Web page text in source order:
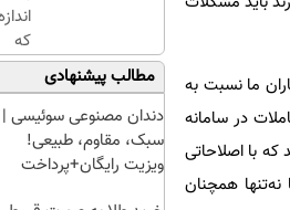
ما نسبت به
در سامانه
با اصلاحاتی
همچنان
کالا
که
طلا
از
مطالب پیشنهادی
دندان مصنوعی سوئیسی |
سبک، مقاوم، طبیعی!
ویزیت رایگان+پرداخت